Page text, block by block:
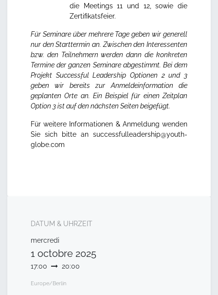
die Meetings 11 und 12, sowie die
Zertifikatsfeier.
Für Seminare über mehrere Tage geben wir generell
nur den Starttermin an. Zwischen den Interessenten
bzw. den Teilnehmern werden dann die konkreten
Termine der ganzen Seminare abgestimmt. Bei dem
Projekt Successful Leadership Optionen 2 und 3
geben wir bereits zur Anmeldeinformation die
geplanten Orte an. Ein Beispiel für einen Zeitplan
Option 3 ist auf den nächsten Seiten beigefügt.
Für weitere Informationen & Anmeldung wenden
Sie sich bitte an successfulleadership@youth-
globe.com
DATUM & UHRZEIT
mercredi
1 octobre 2025
17:00 20:00
Europe/Berlin